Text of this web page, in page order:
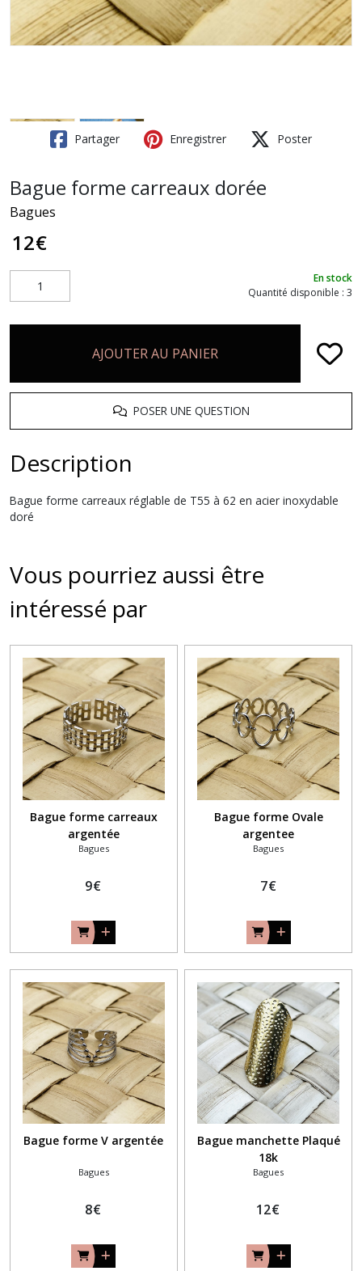
Partager Enregistrer Poster
Bague forme carreaux dorée
Bagues
12€
En stock
Quantité disponible : 3
AJOUTER AU PANIER
POSER UNE QUESTION
Description
Bague forme carreaux réglable de T55 à 62 en acier inoxydable
doré
Vous pourriez aussi être
intéressé par
Bague forme carreaux
argentée
Bagues
9€
Bague forme Ovale
argentee
Bagues
7€
Bague forme V argentée
Bagues
8€
Bague manchette Plaqué
18k
Bagues
12€